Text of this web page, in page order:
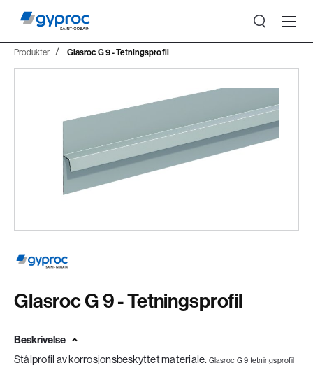
Produkter Glasroc G 9 - Tetningsprofil
Glasroc G 9 - Tetningsprofil
Beskrivelse
Stålprofil av korrosjonsbeskyttet materiale. Glasroc G 9 tetningsprofil